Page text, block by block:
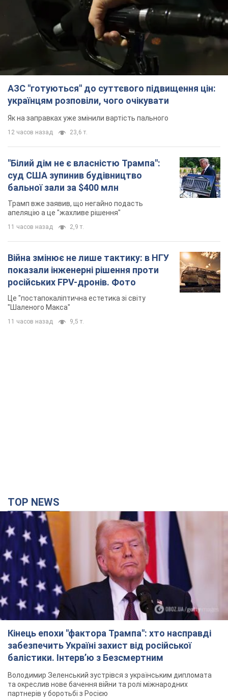
Як на заправках уже змінили вартість пального
12 часов назад
"Білий дім не є власністю Трампа":
суд США зупинив будівництво
бальної зали за $400 млн
Трамп вже заявив, що негайно подасть
Війна змінює не лише тактику: в НГУ
показали інженерні рішення проти
російських FPV-дронів. Фото
"Шаленого Макса"
Кінець епохи "фактора Трампа": хто насправді
забезпечить Україні захист від російської
балістики. Інтерв’ю з Безсмертним
Володимир Зеленський зустрівся з українським дипломата
та окреслив нове бачення війни та ролі міжнародних
партнерів у боротьбі з Росією
4 часа назад
У Києві внаслідок російської атаки загинула
людина, постраждали четверо. Фото
Ворог продовжує регулярний ракетний терор столиці
20 минут назад 24,4 т.